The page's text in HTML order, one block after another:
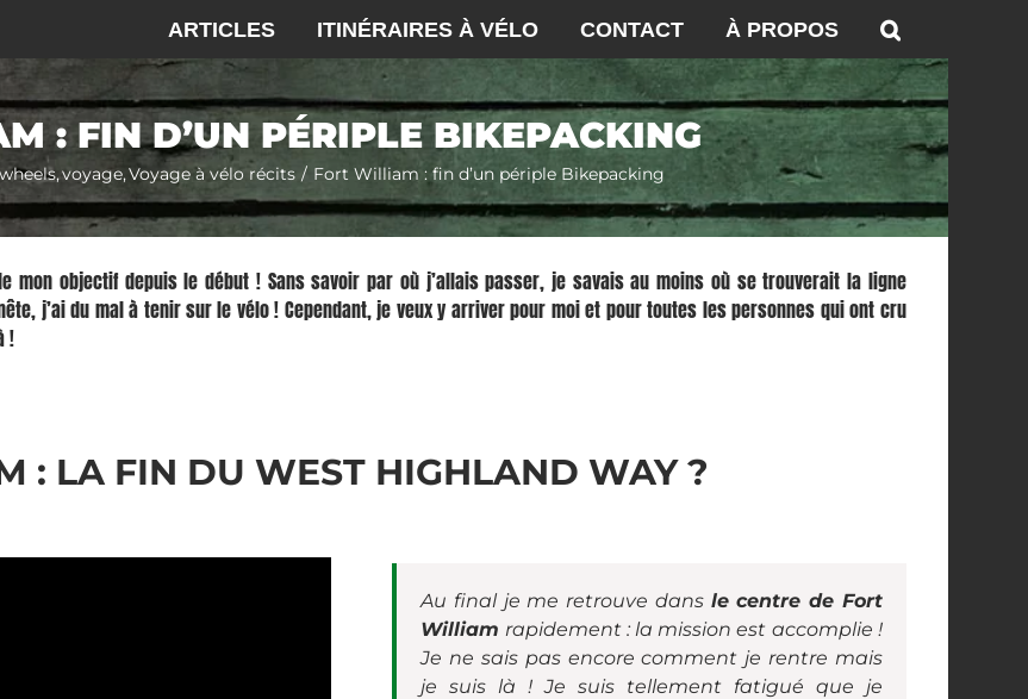
ARTICLES ITINÉRAIRES À VÉLO CONTACT À PROPOS
: FIN D’UN PÉRIPLE BIKEPACKING
voyage Voyage à vélo récits Fort William : fin d’un périple Bikepacking
mon objectif depuis le début ! Sans savoir par où j’allais passer, je savais au moins où se trouverait la ligne
j’ai du mal à tenir sur le vélo ! Cependant, je veux y arriver pour moi et pour toutes les personnes qui ont cru
!
: LA FIN DU WEST HIGHLAND WAY ?
Au final je me retrouve dans le centre de Fort
William rapidement : la mission est accomplie !
Je ne sais pas encore comment je rentre mais
je suis là ! Je suis tellement fatigué que je